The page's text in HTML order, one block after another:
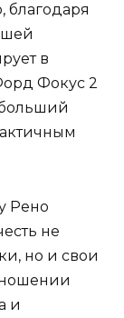
благодаря
в
Фокус 2
Рено
не
но и свои
и